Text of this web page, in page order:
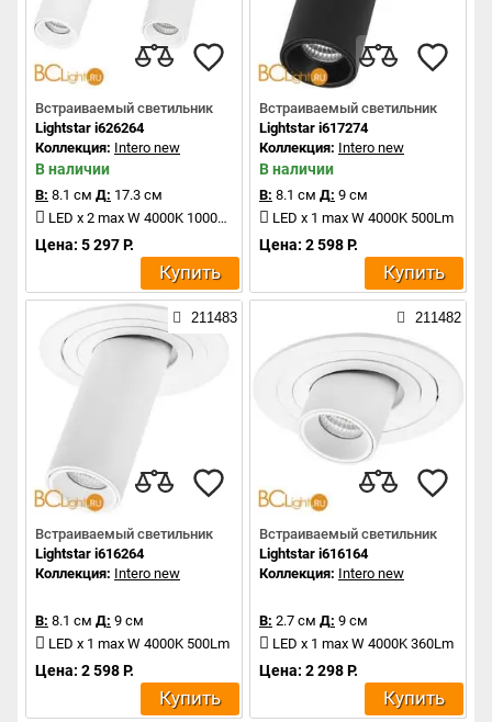
Встраиваемый светильник
Lightstar i626264
Коллекция: Intero new
В наличии
В: 8.1 см Д: 17.3 см
LED x 2 max W 4000K 1000Lm
Цена: 5 297 Р.
Купить
Встраиваемый светильник
Lightstar i617274
Коллекция: Intero new
В наличии
В: 8.1 см Д: 9 см
LED x 1 max W 4000K 500Lm
Цена: 2 598 Р.
Купить
211483
Встраиваемый светильник
Lightstar i616264
Коллекция: Intero new
В: 8.1 см Д: 9 см
LED x 1 max W 4000K 500Lm
Цена: 2 598 Р.
Купить
211482
Встраиваемый светильник
Lightstar i616164
Коллекция: Intero new
В: 2.7 см Д: 9 см
LED x 1 max W 4000K 360Lm
Цена: 2 298 Р.
Купить